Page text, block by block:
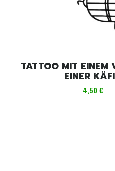
TATTOO MIT EINEM
EINER
Preis
4,50 €